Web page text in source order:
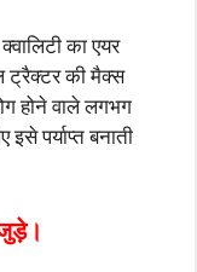
का एयर
ट्रैक्टर की मैक्स
होने वाले लगभग
पर्याप्त बनाती